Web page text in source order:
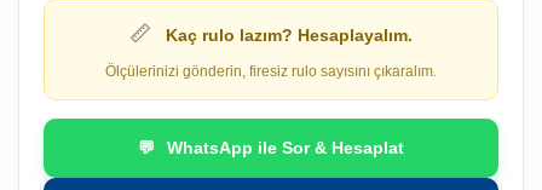
📏 Kaç rulo lazım? Hesaplayalım.
Ölçülerinizi gönderin, firesiz rulo sayısını çıkaralım.
💬 WhatsApp ile Sor & Hesaplat